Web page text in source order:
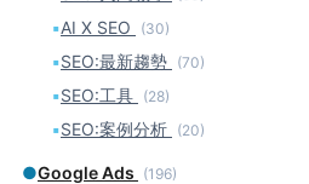
▪AI X SEO (30)
▪SEO:最新趨勢 (70)
▪SEO:工具 (28)
▪SEO:案例分析 (20)
●Google Ads (196)